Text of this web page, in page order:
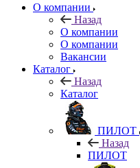
О компании
Назад
О компании
О компании
Вакансии
Каталог
Назад
Каталог
ПИЛОТ
Назад
ПИЛОТ